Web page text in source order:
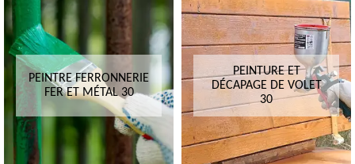
PEINTRE FERRONNERIE
FER ET MÉTAL 30
PEINTURE ET
DÉCAPAGE DE VOLET
30